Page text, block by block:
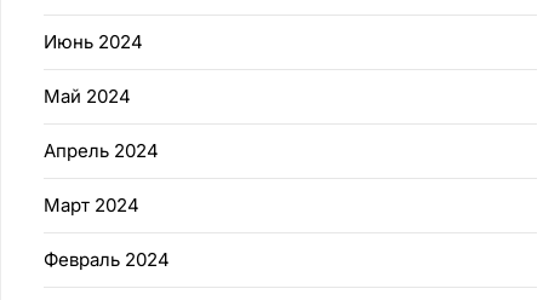
Июнь 2024
Май 2024
Апрель 2024
Март 2024
Февраль 2024